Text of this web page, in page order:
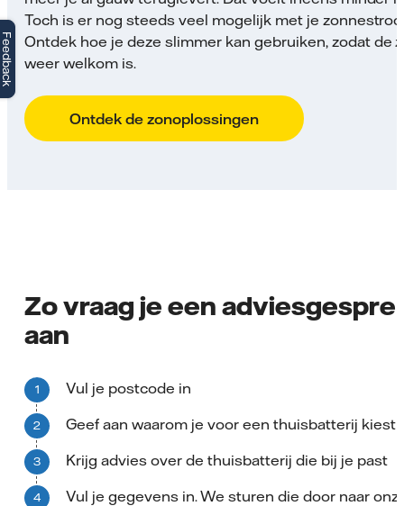
Toch is er nog steeds veel mogelijk met je
Ontdek hoe je deze slimmer kan gebruiken, zodat de
weer welkom is.
Ontdek de zonoplossingen
Zo vraag je een
aan
Vul je postcode in
Geef aan waarom je voor een thuisbatterij kiest
Krijg advies over de thuisbatterij die bij je past
Vul je gegevens in. We sturen die door naar
Feedback